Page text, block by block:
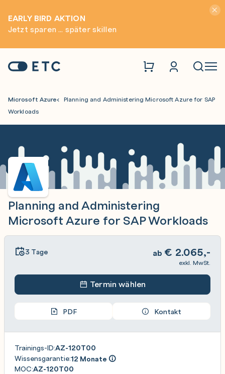
EARLY BIRD AKTION
Jetzt sparen ... später skillen
Startseite: ETC
Microsoft Azure
Planning and Administering Microsoft Azure for SAP
Workloads
Planning and Administering
Microsoft Azure for SAP Workloads
3 Tage ab € 2.065,-
exkl. MwSt.
Termin wählen
PDF Kontakt
Trainings-ID:AZ-120T00
Wissensgarantie:12 Monate
MOC:AZ-120T00